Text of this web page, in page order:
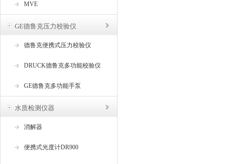
MVE
GE德鲁克压力校验仪
德鲁克便携式压力校验仪
DRUCK德鲁克多功能校验仪
GE德鲁克多功能手泵
水质检测仪器
消解器
便携式光度计DR900